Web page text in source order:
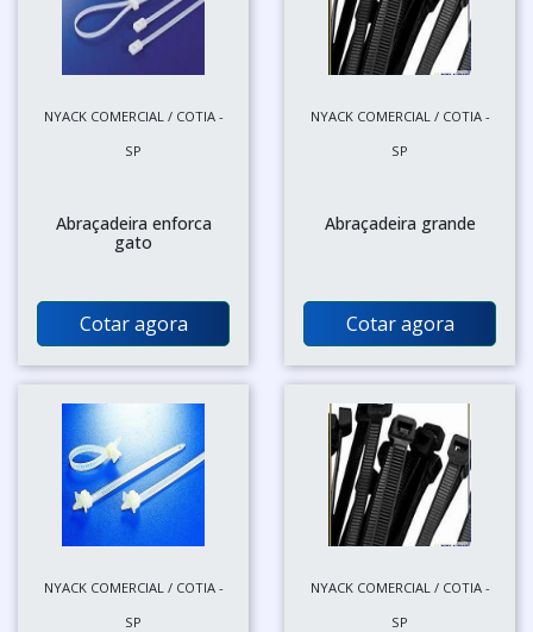
NYACK COMERCIAL / COTIA -
SP
Abraçadeira enforca
gato
Cotar agora
NYACK COMERCIAL / COTIA -
SP
Abraçadeira grande
Cotar agora
NYACK COMERCIAL / COTIA -
SP
NYACK COMERCIAL / COTIA -
SP